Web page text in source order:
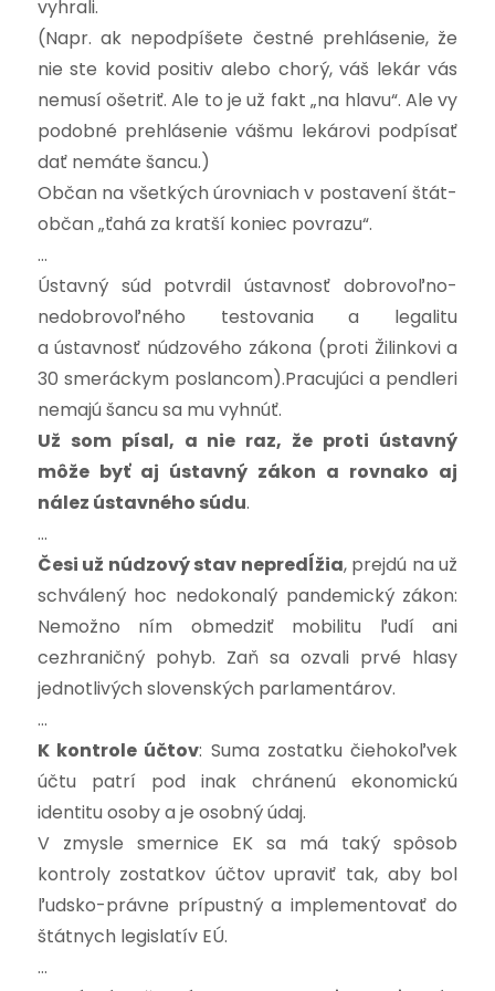
vyhrali.
(Napr. ak nepodpíšete čestné prehlásenie, že
nie ste kovid positiv alebo chorý, váš lekár vás
nemusí ošetriť. Ale to je už fakt „na hlavu“. Ale vy
podobné prehlásenie vášmu lekárovi podpísať
dať nemáte šancu.)
Občan na všetkých úrovniach v postavení štát-
občan „ťahá za kratší koniec povrazu“.
…
Ústavný súd potvrdil ústavnosť dobrovoľno-
nedobrovoľného testovania a legalitu
a ústavnosť núdzového zákona (proti Žilinkovi a
30 smeráckym poslancom).Pracujúci a pendleri
nemajú šancu sa mu vyhnúť.
Už som písal, a nie raz, že proti ústavný
môže byť aj ústavný zákon a rovnako aj
nález ústavného súdu.
…
Česi už núdzový stav nepredĺžia, prejdú na už
schválený hoc nedokonalý pandemický zákon:
Nemožno ním obmedziť mobilitu ľudí ani
cezhraničný pohyb. Zaň sa ozvali prvé hlasy
jednotlivých slovenských parlamentárov.
…
K kontrole účtov: Suma zostatku čiehokoľvek
účtu patrí pod inak chránenú ekonomickú
identitu osoby a je osobný údaj.
V zmysle smernice EK sa má taký spôsob
kontroly zostatkov účtov upraviť tak, aby bol
ľudsko-právne prípustný a implementovať do
štátnych legislatív EÚ.
…